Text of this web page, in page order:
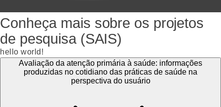
Conheça mais sobre os projetos
de pesquisa (SAIS)
hello world!
Avaliação da atenção primária à saúde: informações
produzidas no cotidiano das práticas de saúde na
perspectiva do usuário